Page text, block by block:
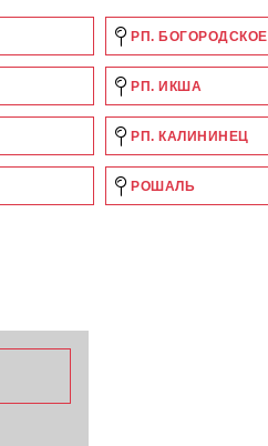
РП. БОГОРОДСКОЕ
РП. ИКША
РП. КАЛИНИНЕЦ
РОШАЛЬ